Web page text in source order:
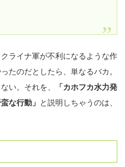
ライナ軍が不利になるような作
たのだとしたら、単なるバカ。
い。それを、
「カホフカ水力発
な行動」
と説明しちゃうのは、